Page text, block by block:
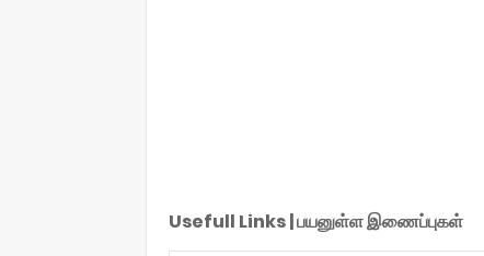
Usefull Links | பயனுள்ள இணைப்புகள்